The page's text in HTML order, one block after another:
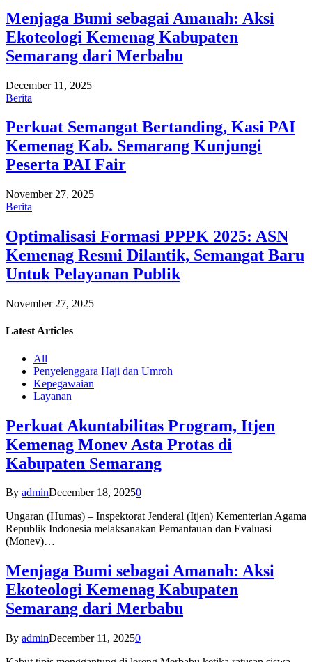
Menjaga Bumi sebagai Amanah: Aksi
Ekoteologi Kemenag Kabupaten
Semarang dari Merbabu
December 11, 2025
Berita
Perkuat Semangat Bertanding, Kasi PAI
Kemenag Kab. Semarang Kunjungi
Peserta PAI Fair
November 27, 2025
Berita
Optimalisasi Formasi PPPK 2025: ASN
Kemenag Resmi Dilantik, Semangat Baru
Untuk Pelayanan Publik
November 27, 2025
Latest Articles
All
Penyelenggara Haji dan Umroh
Kepegawaian
Layanan
Perkuat Akuntabilitas Program, Itjen
Kemenag Monev Asta Protas di
Kabupaten Semarang
By adminDecember 18, 20250
Ungaran (Humas) – Inspektorat Jenderal (Itjen) Kementerian Agama
Republik Indonesia melaksanakan Pemantauan dan Evaluasi
(Monev)…
Menjaga Bumi sebagai Amanah: Aksi
Ekoteologi Kemenag Kabupaten
Semarang dari Merbabu
By adminDecember 11, 20250